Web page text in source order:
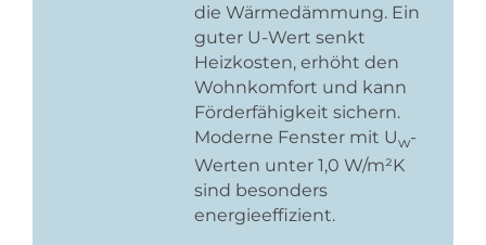
die Wärmedämmung. Ein
guter U-Wert senkt
Heizkosten, erhöht den
Wohnkomfort und kann
Förderfähigkeit sichern.
Moderne Fenster mit Uw-
Werten unter 1,0 W/m²K
sind besonders
energieeffizient.